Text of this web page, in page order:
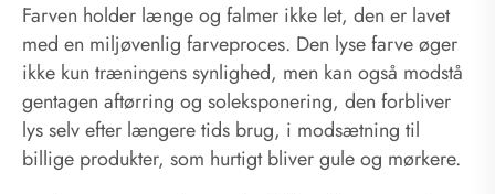
Farven holder længe og falmer ikke let, den er lavet
med en miljøvenlig farveproces. Den lyse farve øger
ikke kun træningens synlighed, men kan også modstå
gentagen aftørring og soleksponering, den forbliver
lys selv efter længere tids brug, i modsætning til
billige produkter, som hurtigt bliver gule og mørkere.